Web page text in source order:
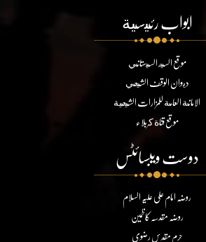
ابواب رئيسية
موقع السيد السيستاني
ديوان الوقف الشيعي
الامانة العامة للمزارات الشيعية
موقع قناة كربلاء
دوست ویبسائٹس
روضہ امام علی علیہ السلام
روضہ مقدسہ کاظمین
حرم مقدس رضوی